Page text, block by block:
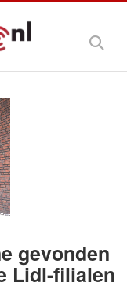
gevonden
Lidl-filialen